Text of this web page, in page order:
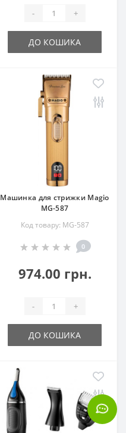
- +
ДО КОШИКА
Машинка для стрижки Magio
МG-587
Код товару: МG-587
0
974.00 грн.
- +
ДО КОШИКА